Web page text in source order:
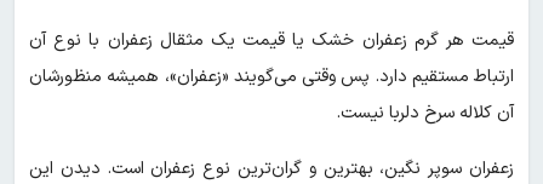
قیمت هر گرم زعفران خشک یا قیمت یک مثقال زعفران با نوع آن
ارتباط مستقیم دارد. پس وقتی می‌گویند «زعفران»، همیشه منظورشان
آن کلاله سرخ دلربا نیست.
زعفران سوپر نگین، بهترین و گران‌ترین نوع زعفران است. دیدن این